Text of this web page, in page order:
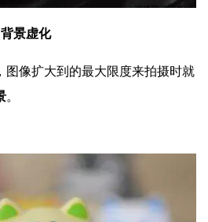
背景虚化
图像扩大到的最大限度来拍摄时就
。